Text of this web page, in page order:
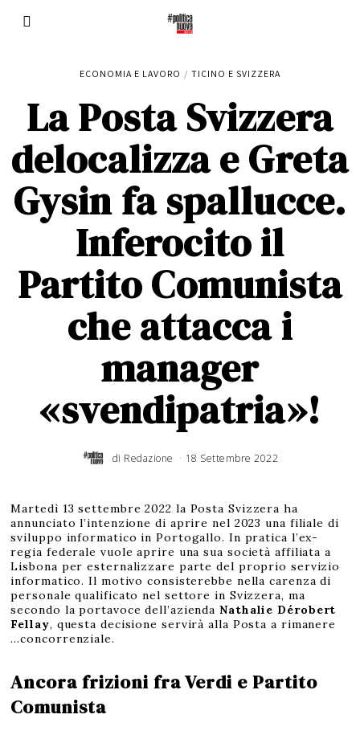
ECONOMIA E LAVORO / TICINO E SVIZZERA
La Posta Svizzera
delocalizza e Greta
Gysin fa spallucce.
Inferocito il
Partito Comunista
che attacca i
manager
«svendipatria»!
di Redazione 18 Settembre 2022
Martedì 13 settembre 2022 la Posta Svizzera ha
annunciato l’intenzione di aprire nel 2023 una filiale di
sviluppo informatico in Portogallo. In pratica l’ex-
regia federale vuole aprire una sua società affiliata a
Lisbona per esternalizzare parte del proprio servizio
informatico. Il motivo consisterebbe nella carenza di
personale qualificato nel settore in Svizzera, ma
secondo la portavoce dell’aziendaNathalie Dérobert
Fellay, questa decisione servirà alla Posta a rimanere
…concorrenziale.
Ancora frizioni fra Verdi e Partito
Comunista